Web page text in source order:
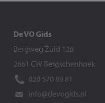
De VO Gids
Bergweg Zuid 126
2661 CW Bergschenhoek
020 570 89 81
info@devogids.nl